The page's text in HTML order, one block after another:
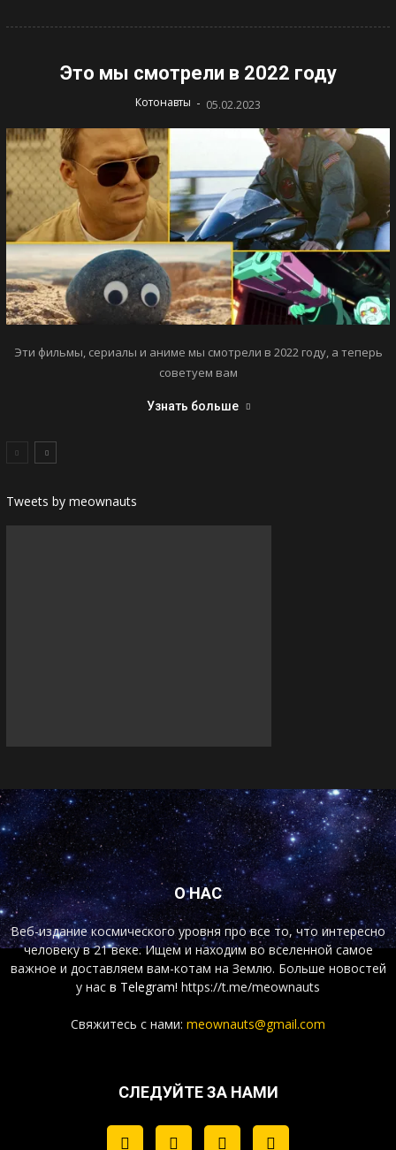
Это мы смотрели в 2022 году
Котонавты - 05.02.2023
Эти фильмы, сериалы и аниме мы смотрели в 2022 году, а теперь
советуем вам
Узнать больше
Tweets by meownauts
О НАС
Веб-издание космического уровня про все то, что интересно
человеку в 21 веке. Ищем и находим во вселенной самое
важное и доставляем вам-котам на Землю. Больше новостей
у нас в Telegram! https://t.me/meownauts
Свяжитесь с нами: meownauts@gmail.com
СЛЕДУЙТЕ ЗА НАМИ